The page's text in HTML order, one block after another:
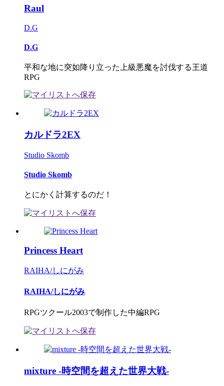
Raul
D.G
D.G
平和な地に突如降り立った上級悪魔を討伐する王道
RPG
カルドラ2EX
Studio Skomb
Studio Skomb
とにかく計算するのだ！
Princess Heart
RAIHA/しにがみ
RAIHA/しにがみ
RPGツクール2003で制作した中編RPG
mixture -時空間を超えた世界大戦-